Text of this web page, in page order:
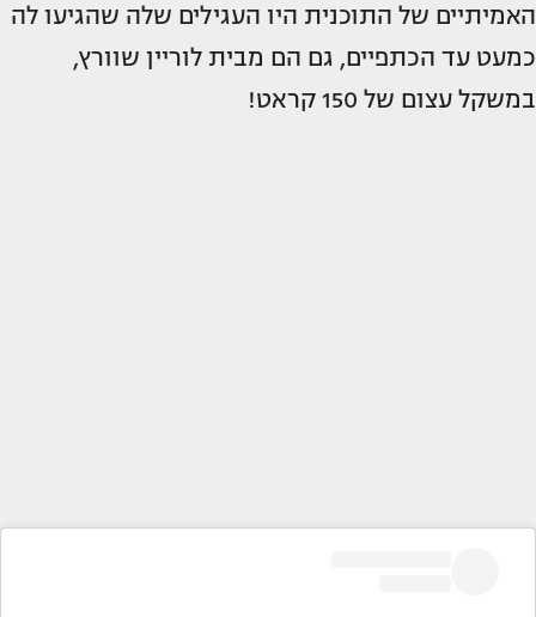
האמיתיים של התוכנית היו העגילים שלה שהגיעו לה
כמעט עד הכתפיים, גם הם מבית לוריין שוורץ,
במשקל עצום של 150 קראט!